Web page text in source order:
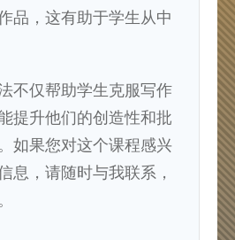
品，这有助于学生从中
不仅帮助学生克服写作
提升他们的创造性和批
如果您对这个课程感兴
息，请随时与我联系，